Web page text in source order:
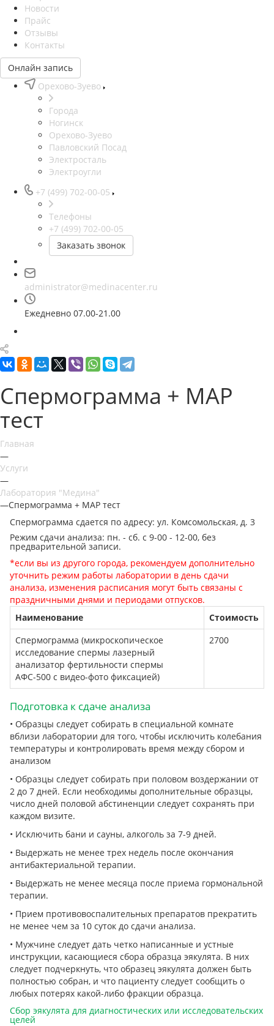
Новости
Прайс
Отзывы
Контакты
Онлайн запись
Орехово-Зуево
Города
Ногинск
Орехово-Зуево
Павловский Посад
Электросталь
Электроугли
+7 (499) 702-00-05
Телефоны
+7 (499) 702-00-05
Заказать звонок
administrator@medinacenter.ru
Ежедневно 07.00-21.00
Спермограмма + МАР
тест
Главная
—
Услуги
—
Лаборатория "Медина"
—Спермограмма + МАР тест
Спермограмма сдается по адресу: ул. Комсомольская, д. 3
Режим сдачи анализа: пн. - сб. с 9-00 - 12-00, без
предварительной записи.
*если вы из другого города, рекомендуем дополнительно
уточнить режим работы лаборатории в день сдачи
анализа, изменения расписания могут быть связаны с
праздничными днями и периодами отпусков.
Наименование
Стоимость
Спермограмма (микроскопическое
исследование спермы лазерный
анализатор фертильности спермы
АФС-500 с видео-фото фиксацией)
2700
Подготовка к сдаче анализа
• Образцы следует собирать в специальной комнате
вблизи лаборатории для того, чтобы исключить колебания
температуры и контролировать время между сбором и
анализом
• Образцы следует собирать при половом воздержании от
2 до 7 дней. Если необходимы дополнительные образцы,
число дней половой абстиненции следует сохранять при
каждом визите.
• Исключить бани и сауны, алкоголь за 7-9 дней.
• Выдержать не менее трех недель после окончания
антибактериальной терапии.
• Выдержать не менее месяца после приема гормональной
терапии.
• Прием противовоспалительных препаратов прекратить
не менее чем за 10 суток до сдачи анализа.
• Мужчине следует дать четко написанные и устные
инструкции, касающиеся сбора образца эякулята. В них
следует подчеркнуть, что образец эякулята должен быть
полностью собран, и что пациенту следует сообщить о
любых потерях какой-либо фракции образца.
Сбор эякулята для диагностических или исследовательских
целей